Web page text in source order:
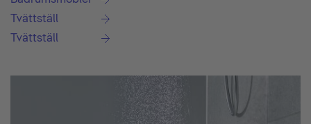
Tvättställ
Tvättställ